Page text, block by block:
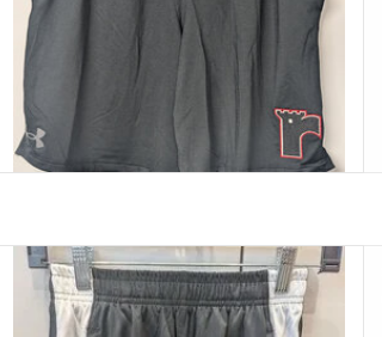
Short Noir UA Enfant
ADD TO CART